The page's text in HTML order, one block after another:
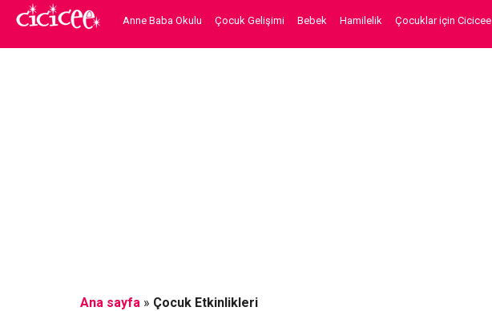
Anne Baba Okulu Çocuk Gelişimi Bebek Hamilelik Çocuklar için Cicicee
Ana sayfa » Çocuk Etkinlikleri